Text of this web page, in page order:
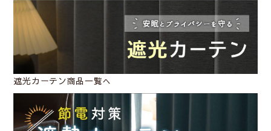
遮光カーテン商品一覧へ